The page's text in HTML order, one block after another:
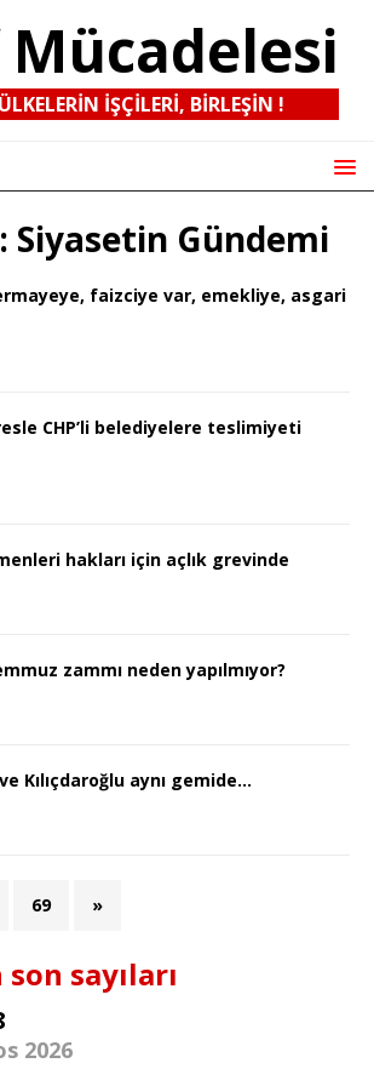
Mücadelesi
IŞÇILERI, BIRLEŞIN !
Siyasetin Gündemi
faizciye var, emekliye, asgari
CHP’li belediyelere teslimiyeti
hakları için açlık grevinde
zammı neden yapılmıyor?
Kılıçdaroğlu aynı gemide…
69 »
sayıları
2026